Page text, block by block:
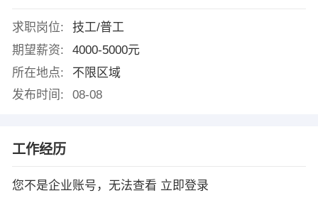
求职岗位:
技工/普工
期望薪资:
4000-5000元
所在地点:
不限区域
发布时间:
08-08
工作经历
您不是企业账号，无法查看 立即登录